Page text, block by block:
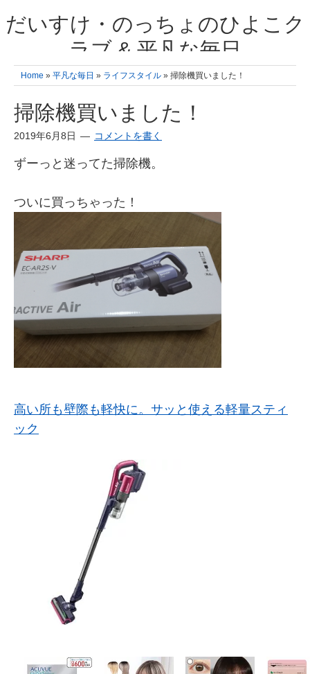
だいすけ・のっちょのひよこク
ラブ & 平凡な毎日
我が家の3人のひよこ成長日記と雑記 何十年後かに、大きくなったひよ
こ達とこの成長記を読み返すことを夢見て。& 3児ママの平凡日記 日々
Home » 平凡な毎日 » ライフスタイル » 掃除機買いました！
掃除機買いました！
2019年6月8日 コメントを書く
ずーっと迷ってた掃除機。
ついに買っちゃった！
高い所も壁際も軽快に。サッと使える軽量スティ
ック